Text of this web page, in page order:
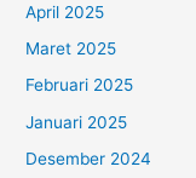
April 2025
Maret 2025
Februari 2025
Januari 2025
Desember 2024